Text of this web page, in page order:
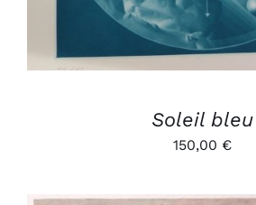
Soleil bleu
150,00 €